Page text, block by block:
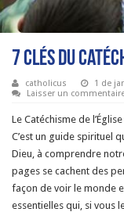
7 Clés du
catholicus 1 de
Laisser un
Le Catéchisme de
C’est un guide spirituel
Dieu, à comprendre
pages se cachent des
façon de voir le monde
essentielles qui, si vous